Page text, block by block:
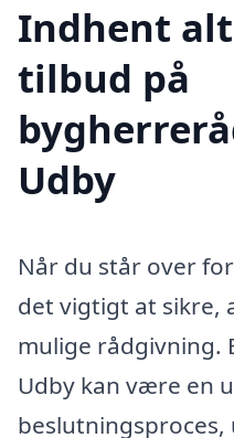
Indhent
tilbud på
Udby
Når du står over
det vigtigt at sikre,
mulige rådgivning.
Udby kan være en